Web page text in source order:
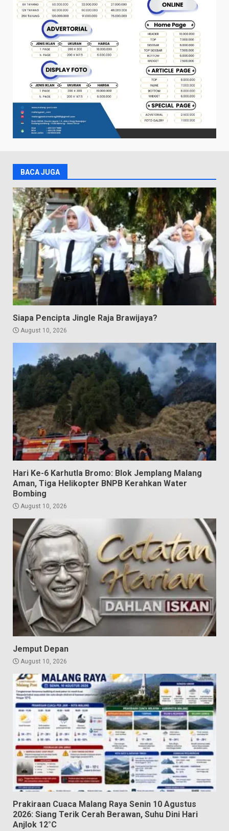
BACA JUGA
Siapa Pencipta Jingle Raja Brawijaya?
August 10, 2026
Hari Ke-6 Karhutla Bromo: Blok Jemplang Malang
Aman, Tiga Helikopter BNPB Kerahkan Water
Bombing
August 10, 2026
Jemput Depan
August 10, 2026
Prakiraan Cuaca Malang Raya Senin 10 Agustus
2026: Siang Terik Cerah Berawan, Suhu Dini Hari
Anjlok 12°C